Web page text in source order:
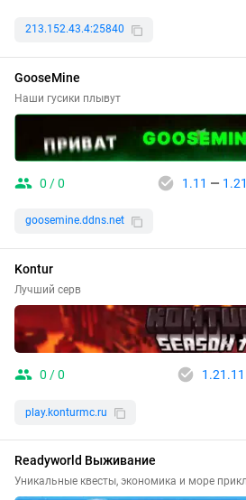
213.152.43.4:25840
GooseMine
Наши гусики плывут
0 / 0 1.11 —
goosemine.ddns.net
Kontur
Лучший серв
0 / 0 1.21.11
play.konturmc.ru
Readyworld Выживание
Уникальные квесты, экономика и море